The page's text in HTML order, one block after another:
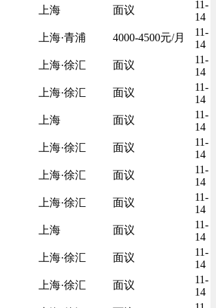
上海 面议
11-
14
上海·青浦
4000-4500元/月
11-
14
上海·徐汇
面议
11-
14
上海·徐汇
面议
11-
14
上海
面议
11-
14
上海·徐汇
面议
11-
14
上海·徐汇
面议
11-
14
上海·徐汇
面议
11-
14
上海
面议
11-
14
上海·徐汇
面议
11-
14
上海·徐汇
面议
11-
14